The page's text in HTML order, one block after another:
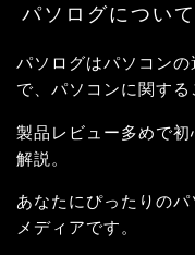
パソログについて
パソログはパソコン
で、パソコンに関する
製品レビュー多めで
解説。
あなたにぴったりの
メディアです。